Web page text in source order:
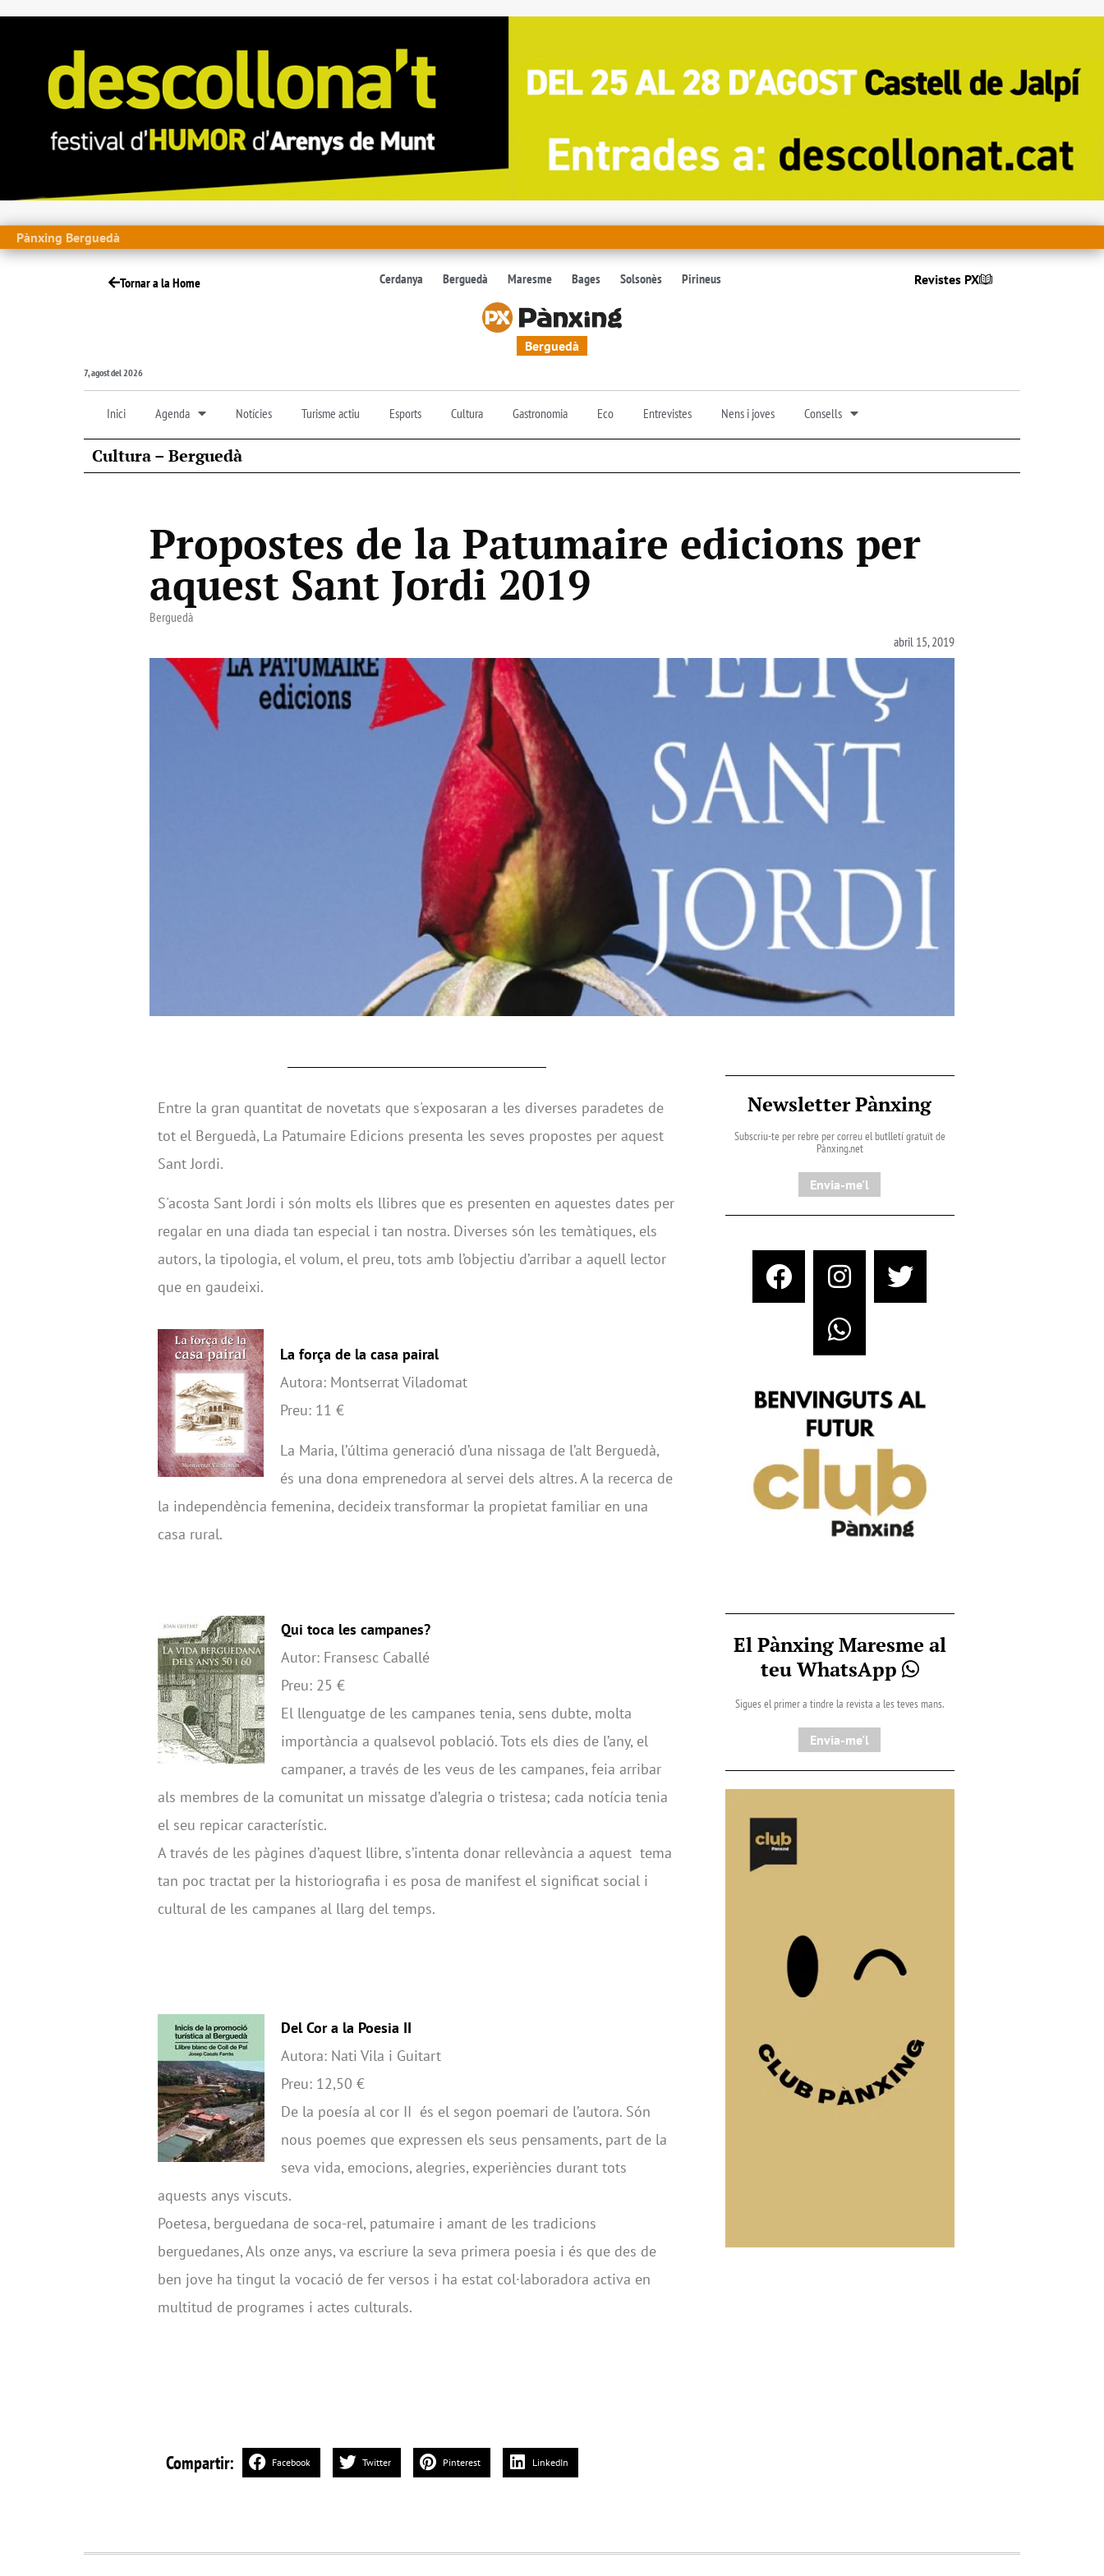
Pànxing Berguedà
Tornar a la Home Cerdanya Berguedà Maresme Bages Solsonès Pirineus Revistes PX
Berguedà
7, agost del 2026
Inici Agenda Notícies Turisme actiu Esports Cultura Gastronomia Eco Entrevistes Nens i joves Consells
Cultura – Berguedà
Propostes de la Patumaire edicions per
aquest Sant Jordi 2019
Berguedà
abril 15, 2019
Entre la gran quantitat de novetats que s'exposaran a les diverses paradetes de
tot el Berguedà, La Patumaire Edicions presenta les seves propostes per aquest
Sant Jordi.
S'acosta Sant Jordi i són molts els llibres que es presenten en aquestes dates per
regalar en una diada tan especial i tan nostra. Diverses són les temàtiques, els
autors, la tipologia, el volum, el preu, tots amb l’objectiu d’arribar a aquell lector
que en gaudeixi.
La força de la casa pairal
Autora: Montserrat Viladomat
Preu: 11 €
La Maria, l’última generació d’una nissaga de l’alt Berguedà,
és una dona emprenedora al servei dels altres. A la recerca de
la independència femenina, decideix transformar la propietat familiar en una
casa rural.
Qui toca les campanes?
Autor: Fransesc Caballé
Preu: 25 €
El llenguatge de les campanes tenia, sens dubte, molta
importància a qualsevol població. Tots els dies de l’any, el
campaner, a través de les veus de les campanes, feia arribar
als membres de la comunitat un missatge d’alegria o tristesa; cada notícia tenia
el seu repicar característic.
A través de les pàgines d’aquest llibre, s’intenta donar rellevància a aquest tema
tan poc tractat per la historiografia i es posa de manifest el significat social i
cultural de les campanes al llarg del temps.
Del Cor a la Poesia II
Autora: Nati Vila i Guitart
Preu: 12,50 €
De la poesía al cor II és el segon poemari de l’autora. Són
nous poemes que expressen els seus pensaments, part de la
seva vida, emocions, alegries, experiències durant tots
aquests anys viscuts.
Poetesa, berguedana de soca-rel, patumaire i amant de les tradicions
berguedanes, Als onze anys, va escriure la seva primera poesia i és que des de
ben jove ha tingut la vocació de fer versos i ha estat col·laboradora activa en
multitud de programes i actes culturals.
Compartir: Facebook Twitter Pinterest LinkedIn
Newsletter Pànxing
Subscriu-te per rebre per correu el butlletí gratuït de
Pànxing.net​
Envia-me'l
El Pànxing Maresme al
teu WhatsApp
Sigues el primer a tindre la revista a les teves mans.
Envia-me'l